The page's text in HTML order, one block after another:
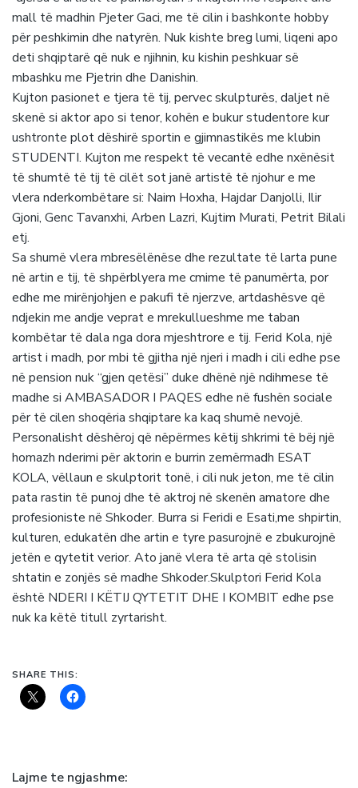
mall të madhin Pjeter Gaci, me të cilin i bashkonte hobby
për peshkimin dhe natyrën. Nuk kishte breg lumi, liqeni apo
deti shqiptarë që nuk e njihnin, ku kishin peshkuar së
mbashku me Pjetrin dhe Danishin.
Kujton pasionet e tjera të tij, pervec skulpturës, daljet në
skenë si aktor apo si tenor, kohën e bukur studentore kur
ushtronte plot dëshirë sportin e gjimnastikës me klubin
STUDENTI. Kujton me respekt të vecantë edhe nxënësit
të shumtë të tij të cilët sot janë artistë të njohur e me
vlera nderkombëtare si: Naim Hoxha, Hajdar Danjolli, Ilir
Gjoni, Genc Tavanxhi, Arben Lazri, Kujtim Murati, Petrit Bilali
etj.
Sa shumë vlera mbresëlënëse dhe rezultate të larta pune
në artin e tij, të shpërblyera me cmime të panumërta, por
edhe me mirënjohjen e pakufi të njerzve, artdashësve që
ndjekin me andje veprat e mrekullueshme me taban
kombëtar të dala nga dora mjeshtrore e tij. Ferid Kola, një
artist i madh, por mbi të gjitha një njeri i madh i cili edhe pse
në pension nuk “gjen qetësi” duke dhënë një ndihmese të
madhe si AMBASADOR I PAQES edhe në fushën sociale
për të cilen shoqëria shqiptare ka kaq shumë nevojë.
Personalisht dëshëroj që nëpërmes këtij shkrimi të bëj një
homazh nderimi për aktorin e burrin zemërmadh ESAT
KOLA, vëllaun e skulptorit tonë, i cili nuk jeton, me të cilin
pata rastin të punoj dhe të aktroj në skenën amatore dhe
profesioniste në Shkoder. Burra si Feridi e Esati,me shpirtin,
kulturen, edukatën dhe artin e tyre pasurojnë e zbukurojnë
jetën e qytetit verior. Ato janë vlera të arta që stolisin
shtatin e zonjës së madhe Shkoder.Skulptori Ferid Kola
është NDERI I KËTIJ QYTETIT DHE I KOMBIT edhe pse
nuk ka këtë titull zyrtarisht.
SHARE THIS:
Lajme te ngjashme